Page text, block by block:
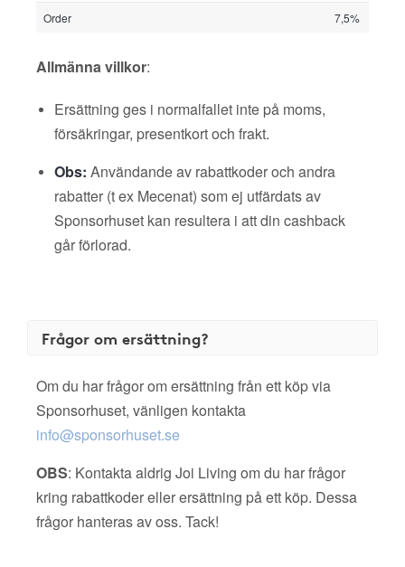
Order 7,5%
Allmänna villkor:
Ersättning ges i normalfallet inte på moms,
försäkringar, presentkort och frakt.
Obs: Användande av rabattkoder och andra
rabatter (t ex Mecenat) som ej utfärdats av
Sponsorhuset kan resultera i att din cashback
går förlorad.
Frågor om ersättning?
Om du har frågor om ersättning från ett köp via
Sponsorhuset, vänligen kontakta
info@sponsorhuset.se
OBS: Kontakta aldrig Joi Living om du har frågor
kring rabattkoder eller ersättning på ett köp. Dessa
frågor hanteras av oss. Tack!